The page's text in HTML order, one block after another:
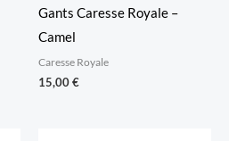
Gants Caresse Royale –
Camel
Caresse Royale
15,00€